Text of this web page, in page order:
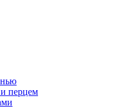
перцем